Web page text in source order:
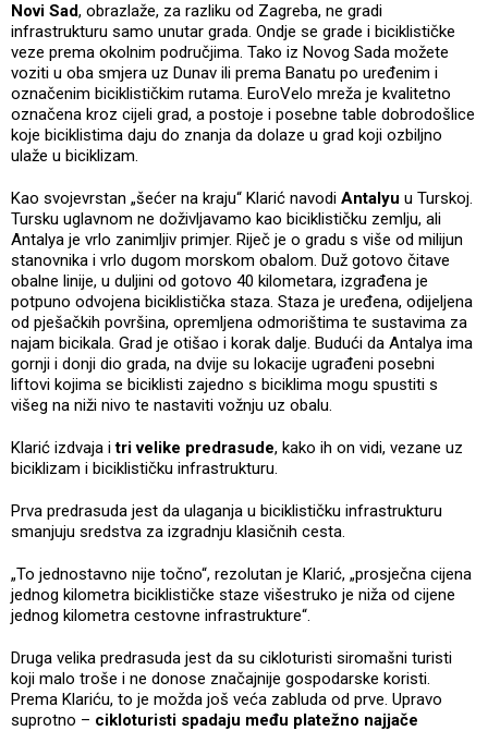
Novi Sad, obrazlaže, za razliku od Zagreba, ne gradi
infrastrukturu samo unutar grada. Ondje se grade i biciklističke
veze prema okolnim područjima. Tako iz Novog Sada možete
voziti u oba smjera uz Dunav ili prema Banatu po uređenim i
označenim biciklističkim rutama. EuroVelo mreža je kvalitetno
označena kroz cijeli grad, a postoje i posebne table dobrodošlice
koje biciklistima daju do znanja da dolaze u grad koji ozbiljno
ulaže u biciklizam.
Kao svojevrstan „šećer na kraju“ Klarić navodi Antalyu u Turskoj.
Tursku uglavnom ne doživljavamo kao biciklističku zemlju, ali
Antalya je vrlo zanimljiv primjer. Riječ je o gradu s više od milijun
stanovnika i vrlo dugom morskom obalom. Duž gotovo čitave
obalne linije, u duljini od gotovo 40 kilometara, izgrađena je
potpuno odvojena biciklistička staza. Staza je uređena, odijeljena
od pješačkih površina, opremljena odmorištima te sustavima za
najam bicikala. Grad je otišao i korak dalje. Budući da Antalya ima
gornji i donji dio grada, na dvije su lokacije ugrađeni posebni
liftovi kojima se biciklisti zajedno s biciklima mogu spustiti s
višeg na niži nivo te nastaviti vožnju uz obalu.
Klarić izdvaja itri velike predrasude, kako ih on vidi, vezane uz
biciklizam i biciklističku infrastrukturu.
Prva predrasuda jest da ulaganja u biciklističku infrastrukturu
smanjuju sredstva za izgradnju klasičnih cesta.
„To jednostavno nije točno“, rezolutan je Klarić, „prosječna cijena
jednog kilometra biciklističke staze višestruko je niža od cijene
jednog kilometra cestovne infrastrukture“.
Druga velika predrasuda jest da su cikloturisti siromašni turisti
koji malo troše i ne donose značajnije gospodarske koristi.
Prema Klariću, to je možda još veća zabluda od prve. Upravo
suprotno – cikloturisti spadaju među platežno najjače